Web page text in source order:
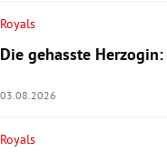
Royals
Die gehasste
03.08.2026
Royals